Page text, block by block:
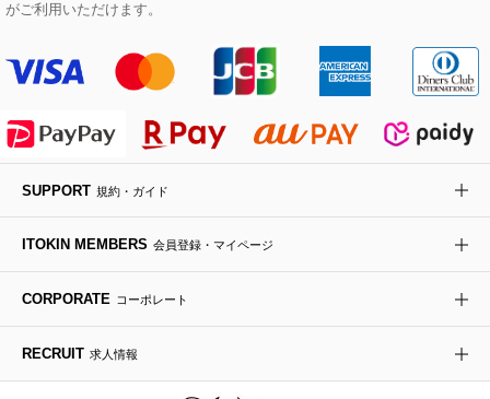
Maison de CINQ
MK MICHEL KLEIN BAG
HIROKO KOSHINO
ライダースジャケット
デニムジャケット
ダウンジャケット・コート
ハンカチ・バンダナ
手袋
チャーム・ストラップ
バックパック・リュック
ボディバッグ・メッセンジャーバッグ
トラベルバッグ
フラットシューズ
ローファー
ドレスシューズ
カサブランカ・カラー
ラナンキュラス
ポプリアレンジ＆フレグランス
がご利用いただけます。
SUPPORT 規約・ガイド
ITOKIN MEMBERS 会員登録・マイページ
CORPORATE コーポレート
RECRUIT 求人情報